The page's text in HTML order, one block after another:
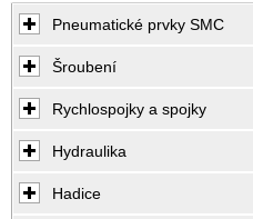
Pneumatické prvky SMC
Šroubení
Rychlospojky a spojky
Hydraulika
Hadice